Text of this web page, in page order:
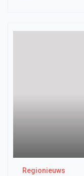
Regionieuws